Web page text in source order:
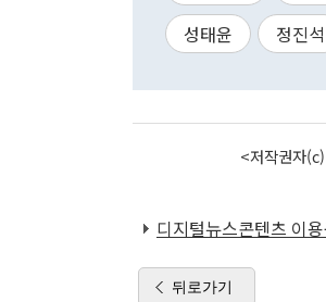
성태윤
정진석
<저작권자
디지털뉴스콘텐츠 이
뒤로가기